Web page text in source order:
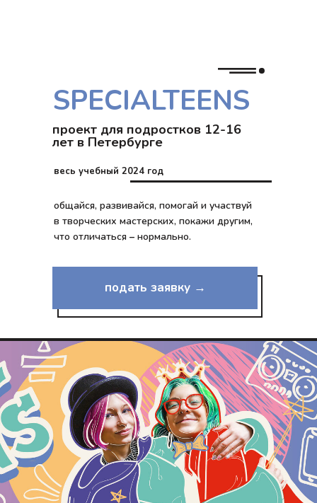
SPECIALTEENS
проект для подростков 12-16
лет в Петербурге
общайся, развивайся, помогай и участвуй
в творческих мастерских, покажи другим,
что отличаться – нормально.
подать заявку →
весь учебный 2024 год